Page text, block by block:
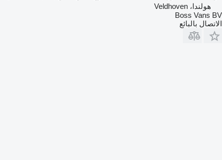
هولندا، Veldhoven
Boss Vans BV
الاتصال بالبائع